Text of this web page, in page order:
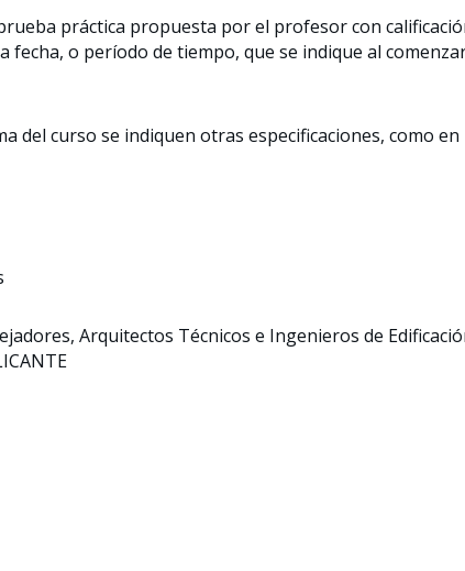
práctica propuesta por el profesor con
o período de tiempo, que se indique al
del curso se indiquen otras especificaciones, como en
Arquitectos Técnicos e Ingenieros de